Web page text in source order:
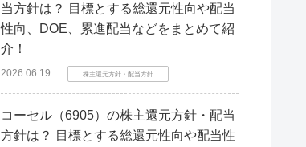
当方針は？ 目標とする総還元性向や配当
性向、DOE、累進配当などをまとめて紹
介！
2026.06.19 株主還元方針・配当方針
コーセル（6905）の株主還元方針・配当
方針は？ 目標とする総還元性向や配当性